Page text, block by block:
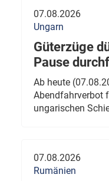
07.08.2026
Ungarn
Güterzüge
Pause
Ab heute
Abendfahrverbot
ungarischen
07.08.2026
Rumänien